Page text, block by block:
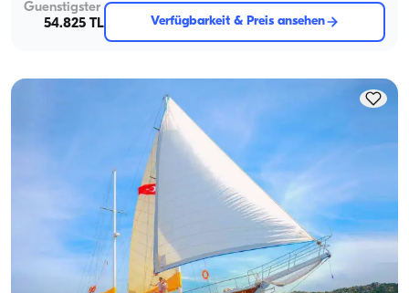
Guenstigster
54.825 TL
Verfügbarkeit & Preis ansehen